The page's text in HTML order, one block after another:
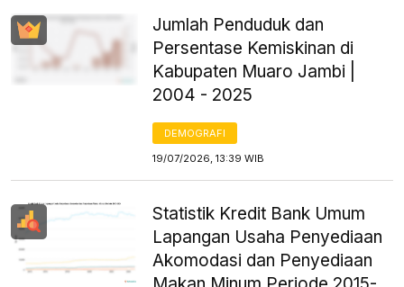
Jumlah Penduduk dan
Persentase Kemiskinan di
Kabupaten Muaro Jambi |
2004 - 2025
DEMOGRAFI
19/07/2026, 13:39 WIB
Statistik Kredit Bank Umum
Lapangan Usaha Penyediaan
Akomodasi dan Penyediaan